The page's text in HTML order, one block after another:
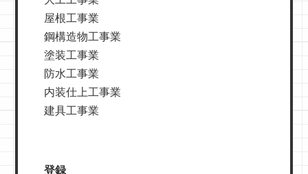
屋根工事業
鋼構造物工事業
塗装工事業
防水工事業
内装仕上工事業
建具工事業
登録